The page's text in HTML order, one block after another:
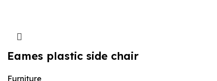
Eames plastic side chair
Furniture